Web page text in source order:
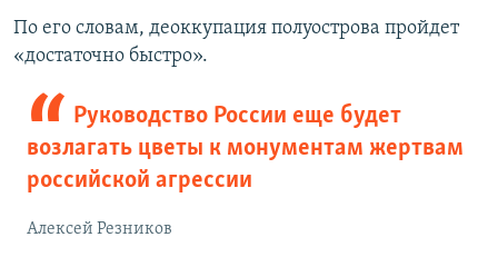
По его словам, деоккупация полуострова пройдет
«достаточно быстро».
Руководство России еще будет
возлагать цветы к монументам жертвам
российской агрессии
Алексей Резников